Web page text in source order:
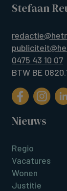
Stefaan
0475 43 10 07
BTW BE
Nieuws
Regio
Vacatures
Wonen
Justitie